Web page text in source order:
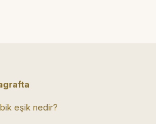
eşik nedir?